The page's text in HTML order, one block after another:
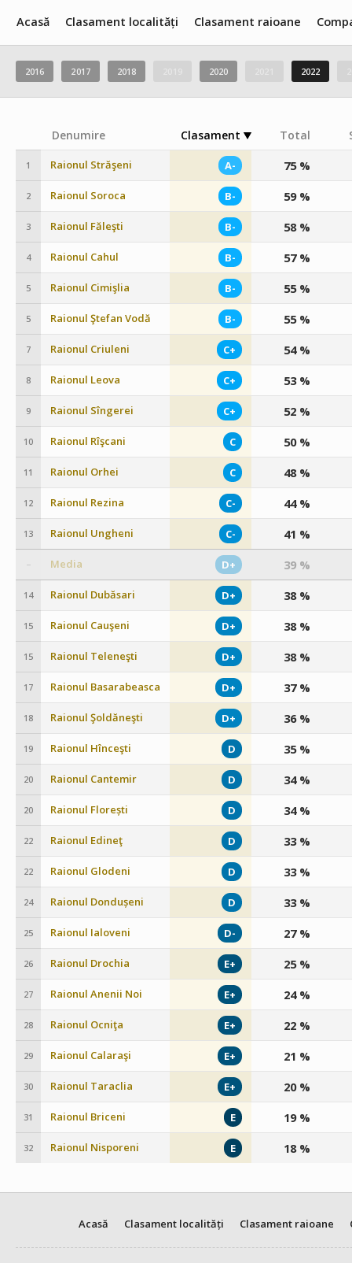
Acasă Clasament localități Clasament raioane
2016 2017 2018 2020 2022
Denumire Clasament Total
1 Raionul Străşeni A- 75 %
2 Raionul Soroca B- 59 %
3 Raionul Făleşti B- 58 %
4 Raionul Cahul B- 57 %
5 Raionul Cimişlia B- 55 %
5 Raionul Ştefan Vodă B- 55 %
7 Raionul Criuleni C+ 54 %
8 Raionul Leova C+ 53 %
9 Raionul Sîngerei C+ 52 %
10 Raionul Rîşcani C 50 %
11 Raionul Orhei C 48 %
12 Raionul Rezina C- 44 %
13 Raionul Ungheni C- 41 %
– Media D+ 39 %
14 Raionul Dubăsari D+ 38 %
15 Raionul Cauşeni D+ 38 %
15 Raionul Teleneşti D+ 38 %
17 Raionul Basarabeasca D+ 37 %
18 Raionul Şoldăneşti D+ 36 %
19 Raionul Hînceşti D 35 %
20 Raionul Cantemir D 34 %
20 Raionul Florești D 34 %
22 Raionul Edineţ D 33 %
22 Raionul Glodeni D 33 %
24 Raionul Dondușeni D 33 %
25 Raionul Ialoveni D- 27 %
26 Raionul Drochia E+ 25 %
27 Raionul Anenii Noi E+ 24 %
28 Raionul Ocniţa E+ 22 %
29 Raionul Calaraşi E+ 21 %
30 Raionul Taraclia E+ 20 %
31 Raionul Briceni E 19 %
32 Raionul Nisporeni E 18 %
Acasă Clasament localități Clasament raioane